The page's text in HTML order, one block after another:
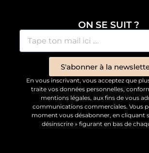
ON SE SUIT ?
S'abonner à la
En vous inscrivant, vous acceptez que
traite vos données personnelles,
mentions légales, aux fins de vous
communications commerciales. Vous
moment vous désabonner, en cliquant
désinscrire » figurant en bas de